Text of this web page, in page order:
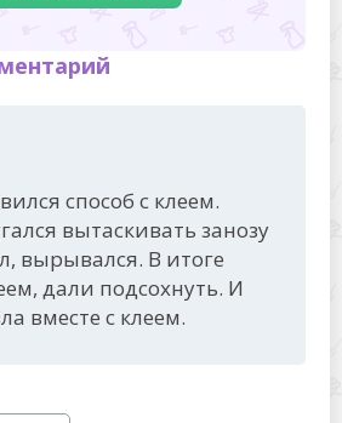
способ с клеем.
вытаскивать занозу
вырывался. В итоге
дали подсохнуть. И
вместе с клеем.